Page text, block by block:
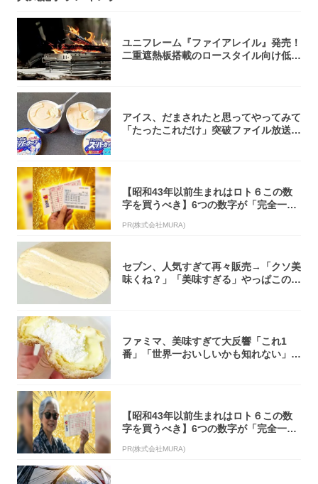
ユニフレーム『ファイアレイル』発売！
二重遮熱板搭載のロースタイル向け低型
アイス、だまされたと思ってやってみて
「たったこれだけ」突破ファイル放送で
【昭和43年以前生まれはロト６この数
字を買うべき】6つの数字が「完全一
PR(株式会社MURA)
セブン、人気すぎて再々販売→「クソ美
味くね？」「美味すぎる」やっぱこのク
ファミマ、美味すぎて大反響「これ1
番」「世界一おいしいかも知れない」
【昭和43年以前生まれはロト６この数
字を買うべき】6つの数字が「完全一
PR(株式会社MURA)